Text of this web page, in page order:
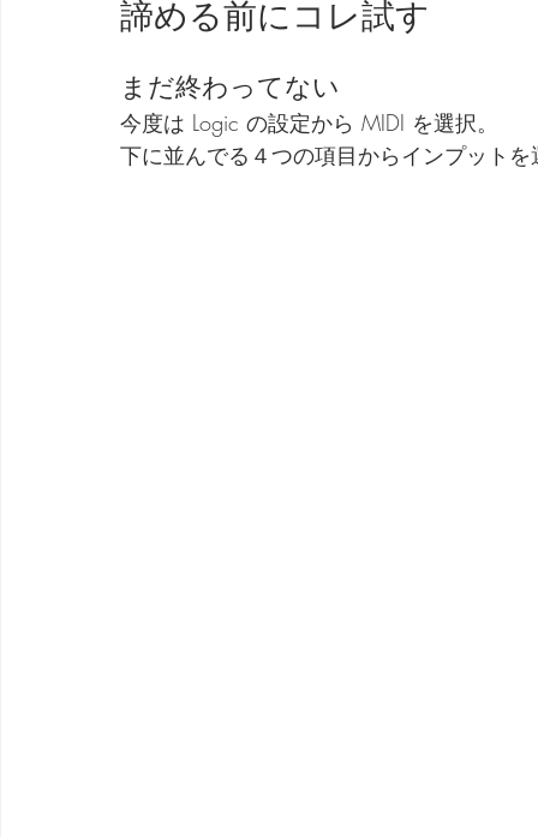
諦める前にコレ試す
まだ終わってない
今度は Logic の設定から MIDI を選択。
下に並んでる４つの項目からインプット